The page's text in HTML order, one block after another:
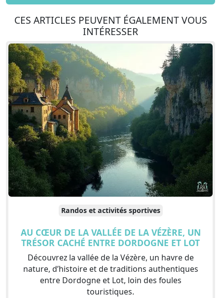
CES ARTICLES PEUVENT ÉGALEMENT VOUS
INTÉRESSER
Randos et activités sportives
AU CŒUR DE LA VALLÉE DE LA VÉZÈRE, UN
TRÉSOR CACHÉ ENTRE DORDOGNE ET LOT
Découvrez la vallée de la Vézère, un havre de
nature, d’histoire et de traditions authentiques
entre Dordogne et Lot, loin des foules
touristiques.